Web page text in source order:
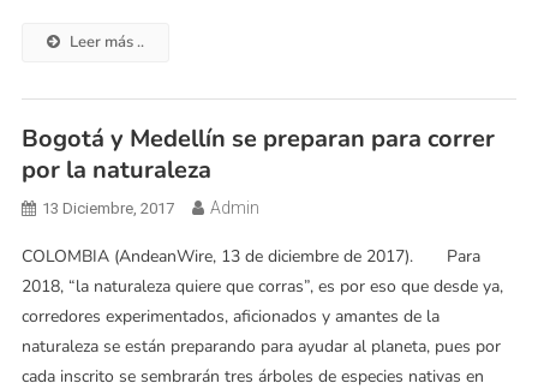
Leer más ..
Bogotá y Medellín se preparan para correr
por la naturaleza
13 Diciembre, 2017 Admin
COLOMBIA (AndeanWire, 13 de diciembre de 2017). Para
2018, “la naturaleza quiere que corras”, es por eso que desde ya,
corredores experimentados, aficionados y amantes de la
naturaleza se están preparando para ayudar al planeta, pues por
cada inscrito se sembrarán tres árboles de especies nativas en